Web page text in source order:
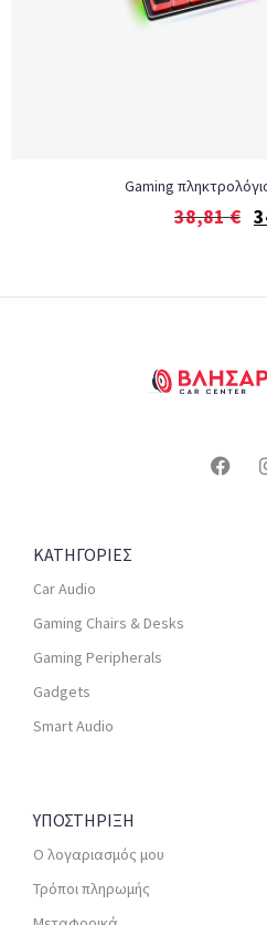
Gaming
38,81€
ΚΑΤΗΓΟΡΙΕΣ
Car Audio
Gaming Chairs & Desks
Gaming Peripherals
Gadgets
Smart Audio
ΥΠΟΣΤΗΡΙΞΗ
Ο λογαριασμός μου
Τρόποι πληρωμής